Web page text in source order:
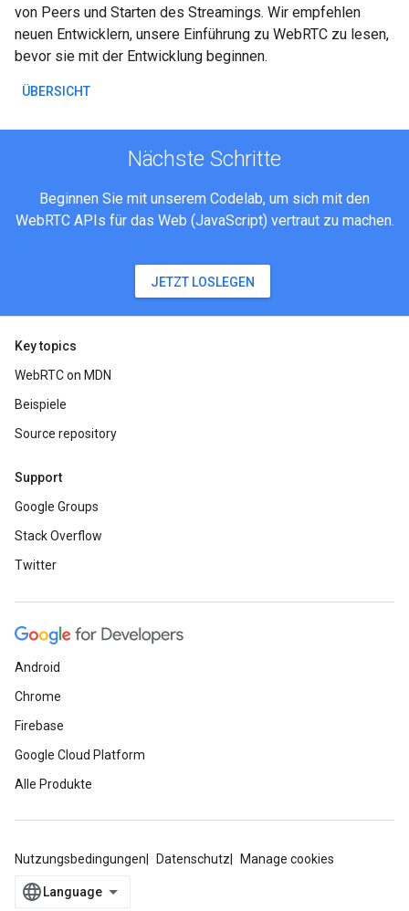
von Peers und Starten des Streamings. Wir empfehlen
neuen Entwicklern, unsere Einführung zu WebRTC zu lesen,
bevor sie mit der Entwicklung beginnen.
ÜBERSICHT
Nächste Schritte
Beginnen Sie mit unserem Codelab, um sich mit den
WebRTC APIs für das Web (JavaScript) vertraut zu machen.
JETZT LOSLEGEN
Key topics
WebRTC on MDN
Beispiele
Source repository
Support
Google Groups
Stack Overflow
Twitter
Android
Chrome
Firebase
Google Cloud Platform
Alle Produkte
Nutzungsbedingungen Datenschutz Manage cookies